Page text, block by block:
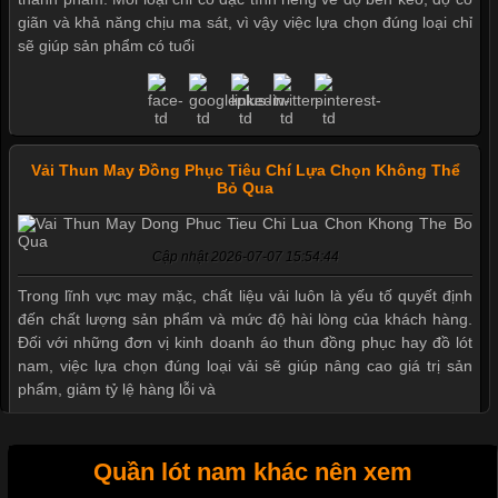
giãn và khả năng chịu ma sát, vì vậy việc lựa chọn đúng loại chỉ
sẽ giúp sản phẩm có tuổi
Vải Thun May Đồng Phục Tiêu Chí Lựa Chọn Không Thể
Bỏ Qua
Cập nhật 2026-07-07 15:54:44
Trong lĩnh vực may mặc, chất liệu vải luôn là yếu tố quyết định
đến chất lượng sản phẩm và mức độ hài lòng của khách hàng.
Đối với những đơn vị kinh doanh áo thun đồng phục hay đồ lót
nam, việc lựa chọn đúng loại vải sẽ giúp nâng cao giá trị sản
phẩm, giảm tỷ lệ hàng lỗi và
Quần lót nam khác nên xem
Mẫu quần short quần lót nam nữ hè thu 2017
Thị hiều quần lót nam bơi lội nam và nữ 2017
Xu hướng thời trang trẻ và quần lót nam giá sỉ